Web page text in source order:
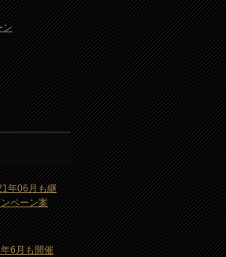
ン
年06月も継
ペーン案
6月も開催